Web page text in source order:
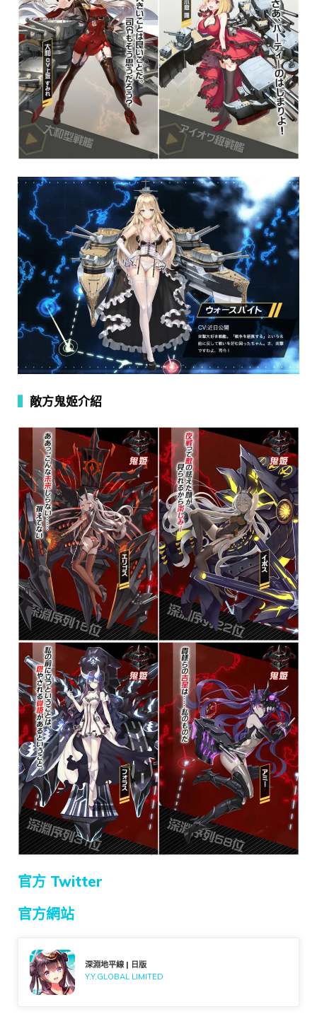
敵方鬼姬介紹
官方 Twitter
官方網站
深淵地平線 | 日版
Y.Y.GLOBAL LIMITED